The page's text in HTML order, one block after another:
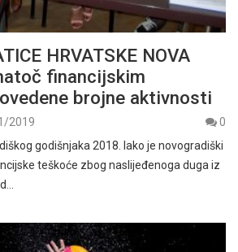
HRVATSKE NOVA
financijskim
brojne aktivnosti
2019
0
godišnjaka 2018. Iako je novogradiški
teškoće zbog naslijeđenoga duga iz